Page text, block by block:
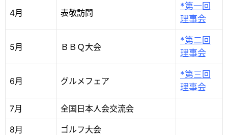
4月 表敬訪問
*第一回
理事会
5月 ＢＢＱ大会
*第二回
理事会
6月 グルメフェア
*第三回
理事会
7月 全国日本人会交流会
8月 ゴルフ大会